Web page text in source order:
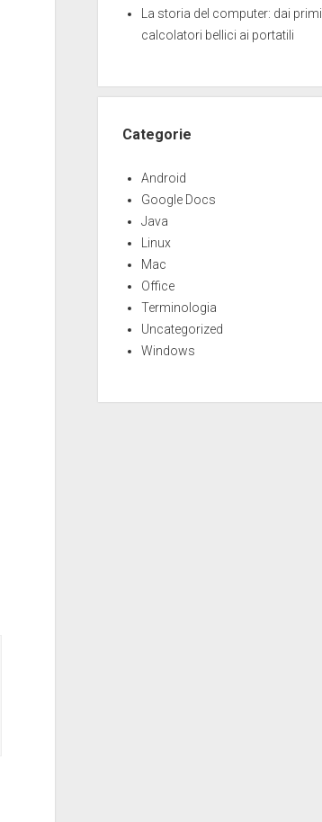
La storia del computer: dai primi
calcolatori bellici ai portatili
Categorie
Android
Google Docs
Java
Linux
Mac
Office
Terminologia
Uncategorized
Windows